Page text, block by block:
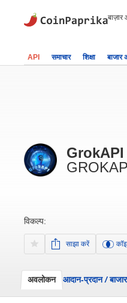
API समाचार शिक्षा बाजार
GrokAPI
विकल्प:
साझा करें
अवलोकन आदान-प्रदान/बाजार